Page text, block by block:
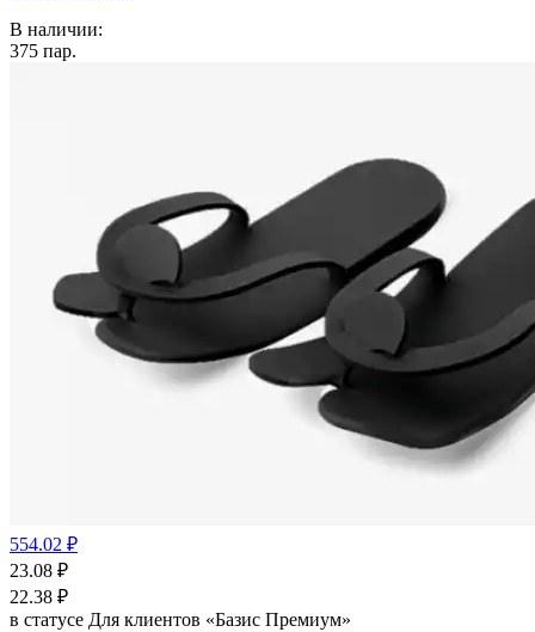
В наличии:
375 пар.
554.02 ₽
23.08 ₽
22.38 ₽
в статусе Для клиентов «Базис Премиум»